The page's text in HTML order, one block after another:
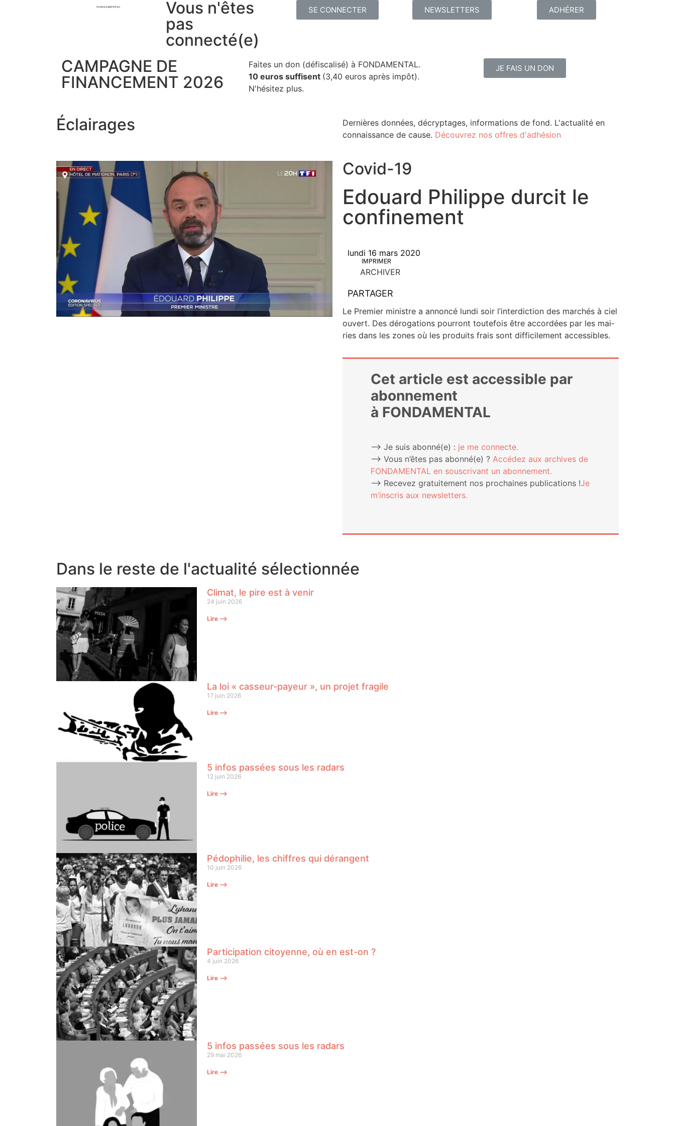
Vous n'êtes
pas
connecté(e)
SE CONNECTER NEWSLETTERS ADHÉRER
CAMPAGNE DE
FINANCEMENT 2026
Faites un don (défiscalisé) à FONDAMENTAL.
10 euros suffisent (3,40 euros après impôt).
N'hésitez plus.
JE FAIS UN DON
Éclairages
Dernières données, décryptages, informations de fond. L'actualité en
connaissance de cause. Découvrez nos offres d'adhésion
Covid-19
Edouard Philippe durcit le
confinement
lundi 16 mars 2020
IMPRIMER
ARCHIVER
PARTAGER
Le Pre­mier ministre a annon­cé lun­di soir l’in­ter­dic­tion des mar­chés à ciel
ouvert. Des déro­ga­tions pour­ront tou­te­fois être accor­dées par les mai­
ries dans les zones où les pro­duits frais sont dif­fi­ci­le­ment accessibles.
Cet article est accessible par
abonnement
à FONDAMENTAL
⟶ Je suis abonné(e) : je me connecte.
⟶ Vous n’êtes pas abonné(e) ? Accé­dez aux archives de
FONDAMENTAL en sous­cri­vant un abonnement.
⟶ Rece­vez gra­tui­te­ment nos pro­chaines publi­ca­tions !Je
m’ins­cris aux newsletters.
Dans le reste de l'actualité sélectionnée
Climat, le pire est à venir
24 juin 2026
Lire ⟶
La loi « casseur-payeur », un projet fragile
17 juin 2026
Lire ⟶
5 infos passées sous les radars
12 juin 2026
Lire ⟶
Pédophilie, les chiffres qui dérangent
10 juin 2026
Lire ⟶
Participation citoyenne, où en est-on ?
4 juin 2026
Lire ⟶
5 infos passées sous les radars
29 mai 2026
Lire ⟶